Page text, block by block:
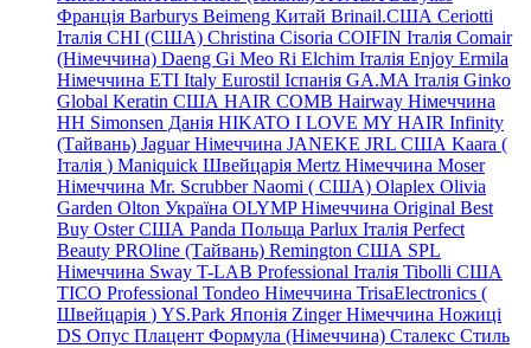
Франція Barburys Beimeng Китай Brinail.США Ceriotti
Італія CHI (США) Christina Cisoria COIFIN Італія Comair
(Німеччина) Daeng Gi Meo Ri Elchim Італія Enjoy Ermila
Німеччина ETI Italy Eurostil Іспанія GA.MA Італія Ginko
Global Keratin США HAIR COMB Hairway Німеччина
HH Simonsen Данія HIKATO I LOVE MY HAIR Infinity
(Тайвань) Jaguar Німеччина JANEKE JRL США Kaara (
Італія ) Maniquick Швейцарія Mertz Німеччина Moser
Німеччина Mr. Scrubber Naomi ( США) Olaplex Olivia
Garden Olton Україна OLYMP Німеччина Original Best
Buy Oster США Panda Польща Parlux Італія Perfect
Beauty PROline (Тайвань) Remington США SPL
Німеччина Sway T-LAB Professional Італія Tibolli США
TICO Professional Tondeo Німеччина TrisaElectronics (
Швейцарія ) YS.Park Японія Zinger Німеччина Ножиці
DS Опус Плацент Формула (Німеччина) Сталекс Стиль